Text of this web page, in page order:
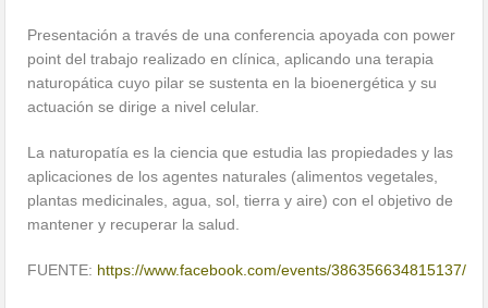
Presentación a través de una conferencia apoyada con power
point del trabajo realizado en clínica, aplicando una terapia
naturopática cuyo pilar se sustenta en la bioenergética y su
actuación se dirige a nivel celular.
La naturopatía es la ciencia que estudia las propiedades y las
aplicaciones de los agentes naturales (alimentos vegetales,
plantas medicinales, agua, sol, tierra y aire) con el objetivo de
mantener y recuperar la salud.
FUENTE: https://www.facebook.com/events/386356634815137/